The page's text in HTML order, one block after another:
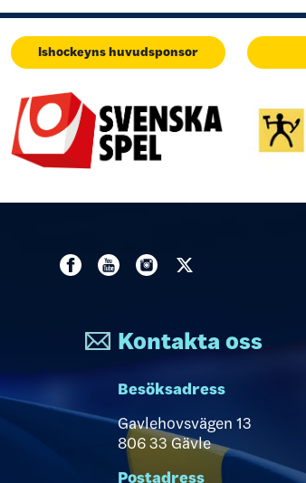
Ishockeyns huvudsponsor
Kontakta oss
Besöksadress
Gavlehovsvägen 13
806 33 Gävle
Postadress